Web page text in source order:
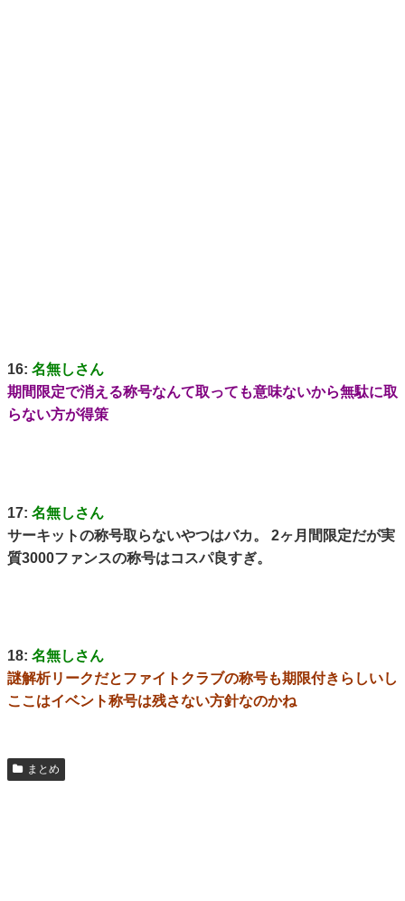
16: 名無しさん
期間限定で消える称号なんて取っても意味ないから無駄に取
らない方が得策
17: 名無しさん
サーキットの称号取らないやつはバカ。 2ヶ月間限定だが実
質3000ファンスの称号はコスパ良すぎ。
18: 名無しさん
謎解析リークだとファイトクラブの称号も期限付きらしいし
ここはイベント称号は残さない方針なのかね
まとめ